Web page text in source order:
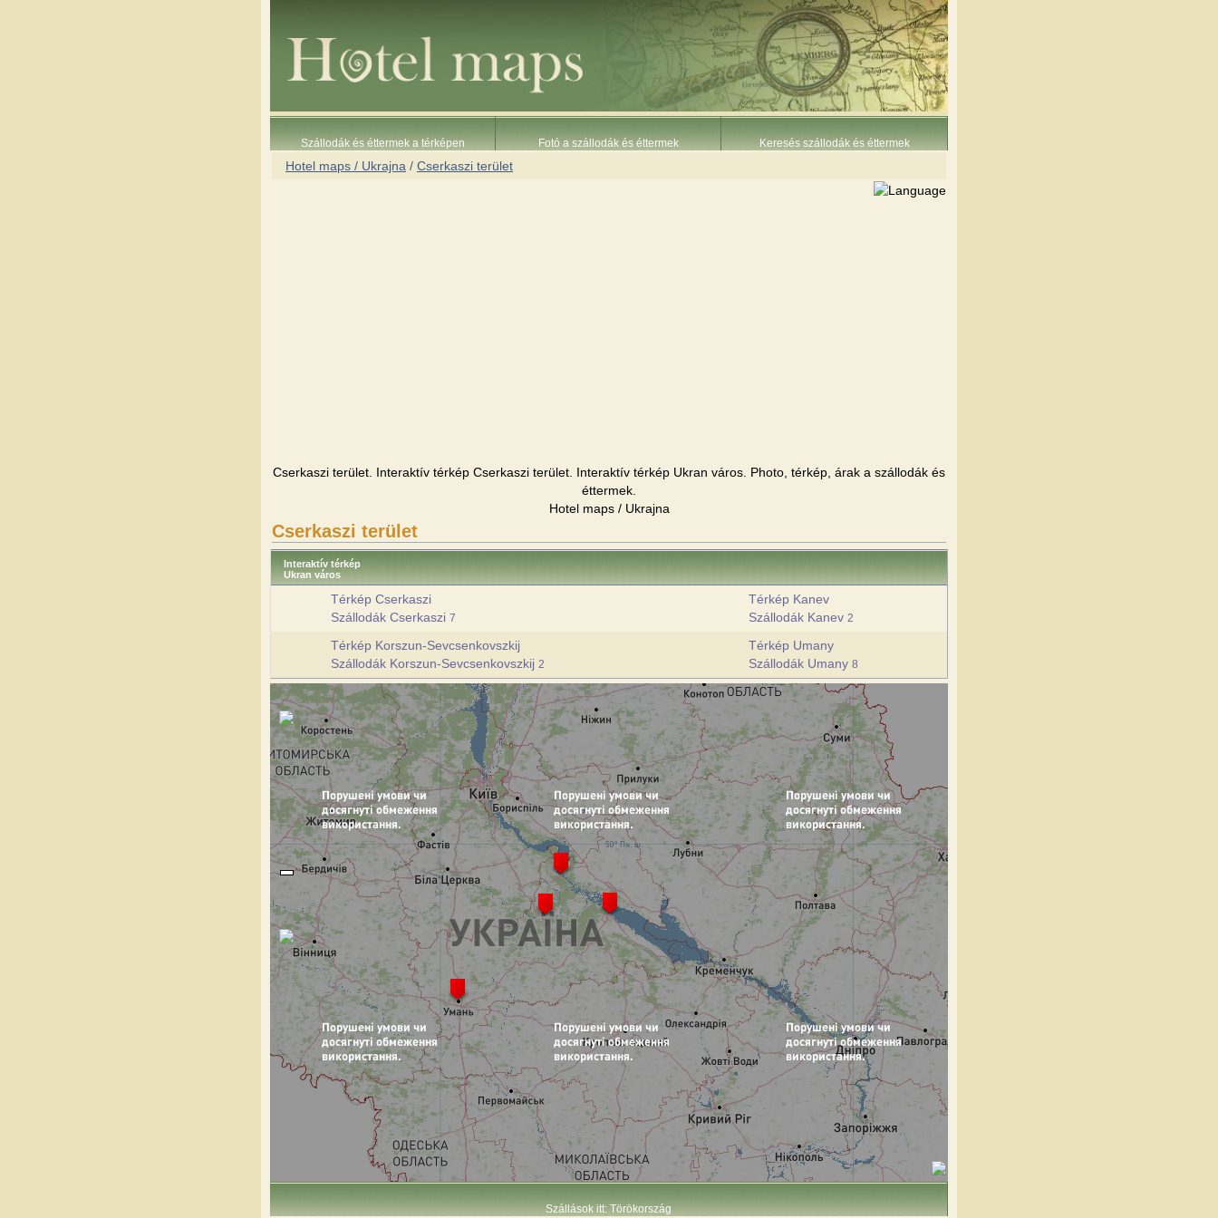
Szállodák és éttermek a térképen Fotó a szállodák és éttermek Keresés szállodák és éttermek
Hotel maps / Ukrajna / Cserkaszi terület
Cserkaszi terület. Interaktív térkép Cserkaszi terület. Interaktív térkép Ukran város. Photo, térkép, árak a szállodák és
éttermek.
Hotel maps / Ukrajna
Cserkaszi terület
Interaktív térkép
Ukran város
Térkép Cserkaszi
Szállodák Cserkaszi 7
Térkép Kanev
Szállodák Kanev 2
Térkép Korszun-Sevcsenkovszkij
Szállodák Korszun-Sevcsenkovszkij 2
Térkép Umany
Szállodák Umany 8
Szállások itt: Törökország